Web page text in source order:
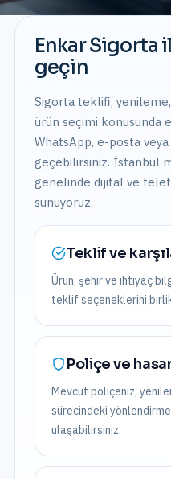
Enkar Sigorta
geçin
Sigorta teklifi,
ürün seçimi konusunda
WhatsApp, e-posta
geçebilirsiniz. İstanbul
genelinde dijital ve
sunuyoruz.
Teklif ve
Ürün, şehir ve ihtiyaç
teklif seçeneklerini
Poliçe ve
Mevcut poliçeniz,
sürecindeki yönlendirme
ulaşabilirsiniz.